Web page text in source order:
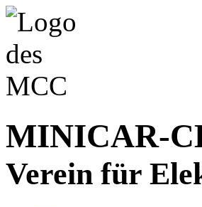
MINICAR-
Verein für